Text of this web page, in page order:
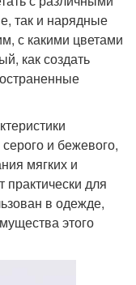
так и нарядные
с какими цветами
как создать
и бежевого,
мягких и
практически для
в одежде,
этого